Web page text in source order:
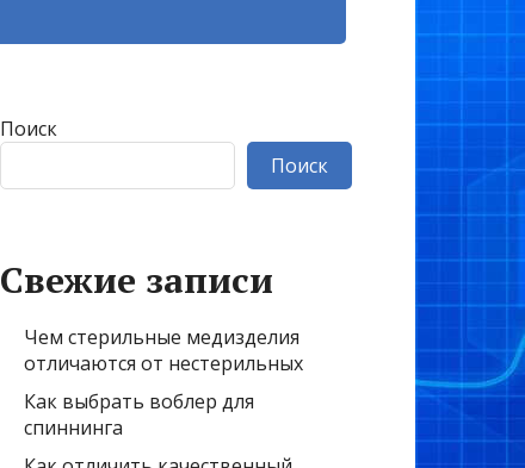
Поиск
Поиск
Свежие записи
Чем стерильные медизделия
отличаются от нестерильных
Как выбрать воблер для
спиннинга